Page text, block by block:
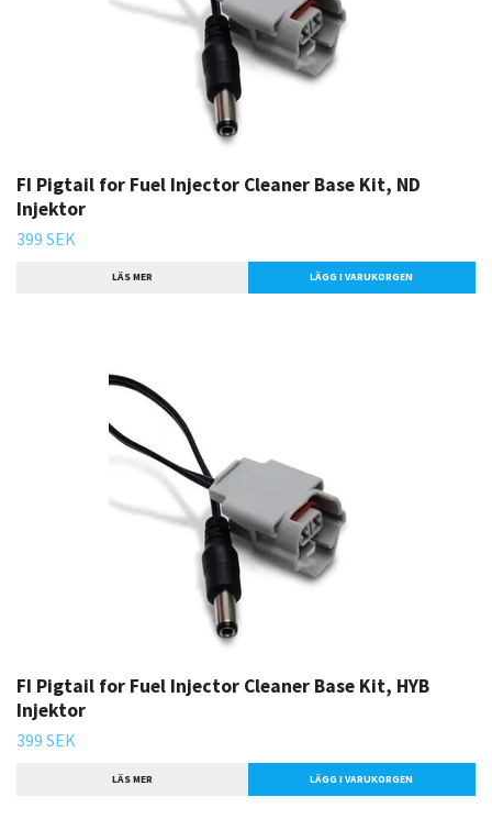
FI Pigtail for Fuel Injector Cleaner Base Kit, ND
Injektor
399 SEK
LÄS MER
FI Pigtail for Fuel Injector Cleaner Base Kit, HYB
Injektor
399 SEK
LÄS MER